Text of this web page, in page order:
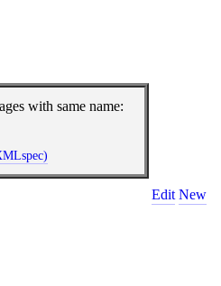
with same name:
Edit New